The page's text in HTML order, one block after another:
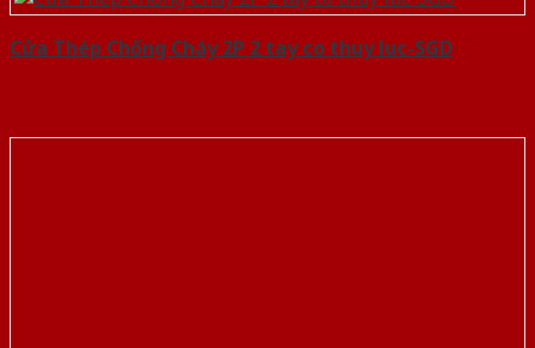
Cửa Thép Chống Cháy 2P 2 tay co thuy luc-SGD